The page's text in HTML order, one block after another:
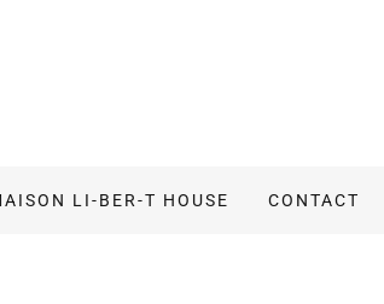
LI-BER-T HOUSE CONTACT